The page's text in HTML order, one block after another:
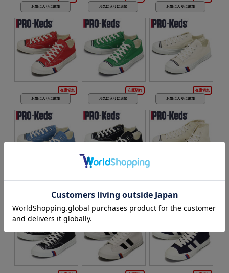
在庫切れ 在庫切れ 在庫切れ